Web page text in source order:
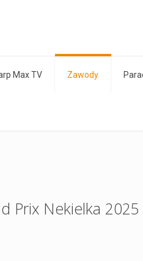
Max TV Zawody
Prix Nekielka 2025